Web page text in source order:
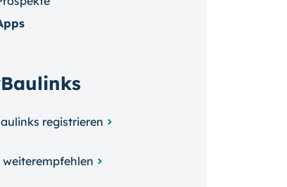
registrieren
weiterempfehlen